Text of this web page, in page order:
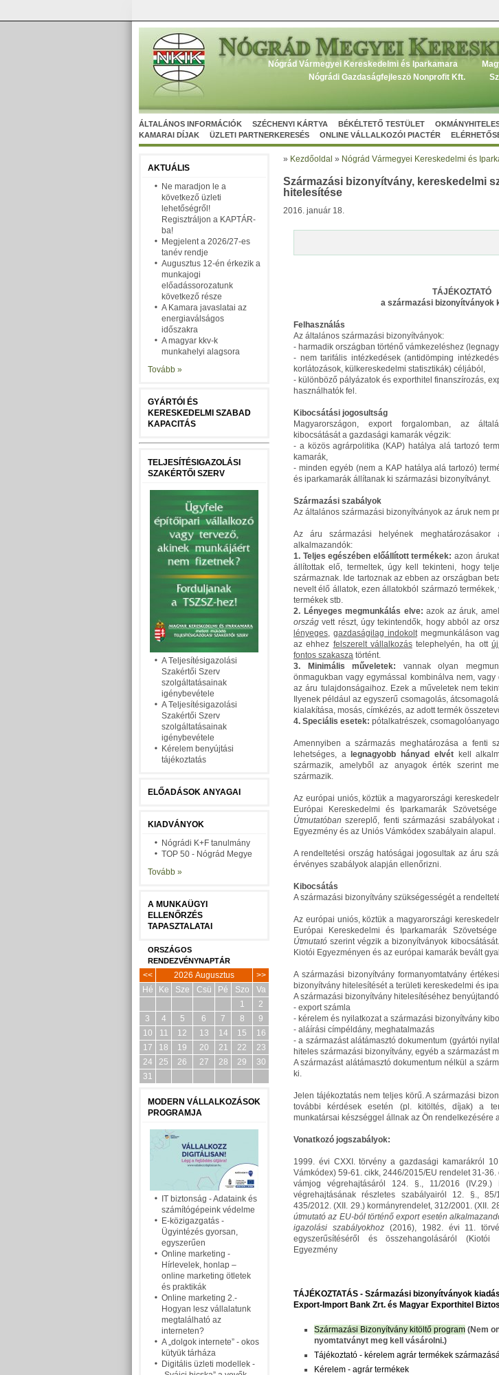
Nógrád Vármegyei Kereskedelmi és Iparkamara
Nógrádi Gazdaságfejleszö Nonprofit Kft.
ÁLTALÁNOS INFORMÁCIÓK SZÉCHENYI KÁRTYA BÉKÉLTETŐ TESTÜLET
KAMARAI DÍJAK
ÜZLETI PARTNERKERESÉS ONLINE VÁLLALKOZÓI PIACTÉR
AKTUÁLIS
Ne maradjon le a
következő üzleti
lehetőségről!
Regisztráljon a KAPTÁR-
ba!
Megjelent a 2026/27-es
tanév rendje
Augusztus 12-én érkezik a
munkajogi
előadássorozatunk
következő része
A Kamara javaslatai az
energiaválságos
időszakra
A magyar kkv-k
munkahelyi alagsora
Tovább »
GYÁRTÓI ÉS
KERESKEDELMI SZABAD
KAPACITÁS
TELJESÍTÉSIGAZOLÁSI
SZAKÉRTŐI SZERV
A Teljesítésigazolási
Szakértői Szerv
szolgáltatásainak
igénybevétele
A Teljesítésigazolási
Szakértői Szerv
szolgáltatásainak
igénybevétele
Kérelem benyújtási
tájékoztatás
ELŐADÁSOK ANYAGAI
KIADVÁNYOK
Nógrádi K+F tanulmány
TOP 50 - Nógrád Megye
Tovább »
A MUNKAÜGYI
ELLENŐRZÉS
TAPASZTALATAI
ORSZÁGOS
RENDEZVÉNYNAPTÁR
<< 2026 Augusztus
>>
Hé
Ke Sze Csü Pé Szo
Va
1
2
3
4 5 6 7 8
9
10
11 12 13 14 15
16
17
18 19 20 21 22
23
24
25 26 27 28 29
30
31
MODERN VÁLLALKOZÁSOK
PROGRAMJA
IT biztonság - Adataink és
számítógépeink védelme
E-közigazgatás -
Ügyintézés gyorsan,
egyszerűen
Online marketing -
Hírlevelek, honlap –
online marketing ötletek
és praktikák
Online marketing 2.-
Hogyan lesz vállalatunk
megtalálható az
interneten?
A „dolgok internete” - okos
kütyük tárháza
Digitális üzleti modellek -
» Kezdőoldal » Nógrád Vármegyei Kereskedelmi és
Származási bizonyítvány, kereskedelmi
hitelesítése
2016. január 18.
TÁJÉKOZTATÓ
a származási bizonyítványok
Felhasználás
Az általános származási bizonyítványok:
- harmadik országban történő vámkezeléshez
- nem tarifális intézkedések (antidömping
korlátozások, külkereskedelmi statisztikák) céljából,
- különböző pályázatok és exporthitel finanszírozás,
használhatók fel.
Kibocsátási jogosultság
Magyarországon, export forgalomban, az
kibocsátását a gazdasági kamarák végzik:
- a közös agrárpolitika (KAP) hatálya alá tartozó
kamarák,
- minden egyéb (nem a KAP hatálya alá tartozó)
és iparkamarák állítanak ki származási bizonyítványt.
Származási szabályok
Az általános származási bizonyítványok az áruk nem
Az áru származási helyének
alkalmazandók:
1. Teljes egészében előállított termékek: azon
állítottak elő, termeltek, úgy kell tekinteni, hogy
származnak. Ide tartoznak az ebben az országban
nevelt élő állatok, ezen állatokból származó
termékek stb.
2. Lényeges megmunkálás elve: azok az áruk,
ország vett részt, úgy tekintendők, hogy abból az
lényeges, gazdaságilag indokoltmegmunkáláson
az ehhez felszerelt vállalkozástelephelyén, ha ott
fontos szakasza történt.
3. Minimális műveletek: vannak olyan
önmagukban vagy egymással kombinálva nem,
az áru tulajdonságaihoz. Ezek a műveletek nem
Ilyenek például az egyszerű csomagolás,
kialakítása, mosás, címkézés, az adott termék
4. Speciális esetek: pótalkatrészek,
Amennyiben a származás meghatározása a fenti
lehetséges, a
legnagyobb hányad elvétkell
származik, amelyből az anyagok érték szerint
származik.
Az európai uniós, köztük a magyarországi
Európai Kereskedelmi és Iparkamarák
Útmutatóban szereplő, fenti származási
Egyezmény és az Uniós Vámkódex szabályain alapul.
A rendeltetési ország hatóságai jogosultak az áru
érvényes szabályok alapján ellenőrizni.
Kibocsátás
A származási bizonyítvány szükségességét a
Az európai uniós, köztük a magyarországi
Európai Kereskedelmi és Iparkamarák
Útmutató szerint végzik a bizonyítványok
Kiotói Egyezményen és az európai kamarák bevált
A származási bizonyítvány formanyomtatvány
bizonyítvány hitelesítését a területi kereskedelmi és
A származási bizonyítvány hitelesítéséhez
- export számla
- kérelem és nyilatkozat a származási bizonyítvány
- aláírási címpéldány, meghatalmazás
- a származást alátámasztó dokumentum (gyártói
hiteles származási bizonyítvány, egyéb a származást
A származást alátámasztó dokumentum nélkül a
ki.
Jelen tájékoztatás nem teljes körű. A származási
további kérdések esetén (pl. kitöltés, díjak) a
munkatársai készséggel állnak az Ön rendelkezésére
Vonatkozó jogszabályok:
1999. évi CXXI. törvény a gazdasági kamarákról
Vámkódex) 59-61. cikk, 2446/2015/EU rendelet 31-
vámjog végrehajtásáról 124. §., 11/2016
végrehajtásának részletes szabályairól 12. §.,
435/2012. (XII. 29.) kormányrendelet, 312/2001. (XII.
útmutató az EU-ból történő export esetén
igazolási szabályokhoz(2016), 1982. évi 11.
egyszerűsítéséről és összehangolásáról (Kiotói
Egyezmény
TÁJÉKOZTATÁS - Származási bizonyítványok
Export-Import Bank Zrt. és Magyar Exporthitel
Származási Bizonyítvány kitöltő program (Nem
nyomtatványt meg kell vásárolni.)
Tájékoztató - kérelem agrár termékek
Kérelem - agrár termékek